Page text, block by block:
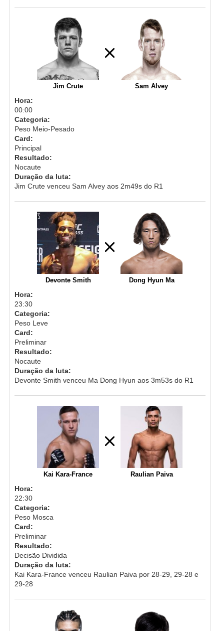
Jim Crute Sam Alvey
Hora:
00:00
Categoria:
Peso Meio-Pesado
Card:
Principal
Resultado:
Nocaute
Duração da luta:
Jim Crute venceu Sam Alvey aos 2m49s do R1
Devonte Smith Dong Hyun Ma
Hora:
23:30
Categoria:
Peso Leve
Card:
Preliminar
Resultado:
Nocaute
Duração da luta:
Devonte Smith venceu Ma Dong Hyun aos 3m53s do R1
Kai Kara-France Raulian Paiva
Hora:
22:30
Categoria:
Peso Mosca
Card:
Preliminar
Resultado:
Decisão Dividida
Duração da luta:
Kai Kara-France venceu Raulian Paiva por 28-29, 29-28 e
29-28